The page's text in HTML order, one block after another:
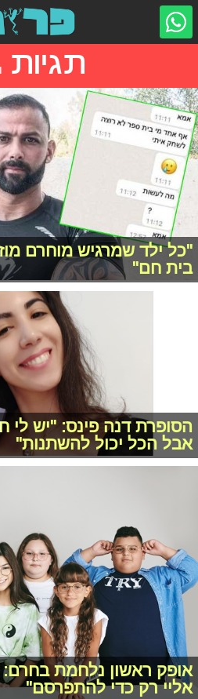
תגיות
"כל ילד שמרגיש מוחרם
בית חם"
הסופרת דנה פינס: "יש לי
אבל הכל יכול להשתנות"
אופק ראשון נלחמת בחרם:
אליי רק כדי להתפרסם"